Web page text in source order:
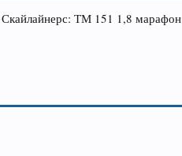
ТМ 151 1,8 марафон